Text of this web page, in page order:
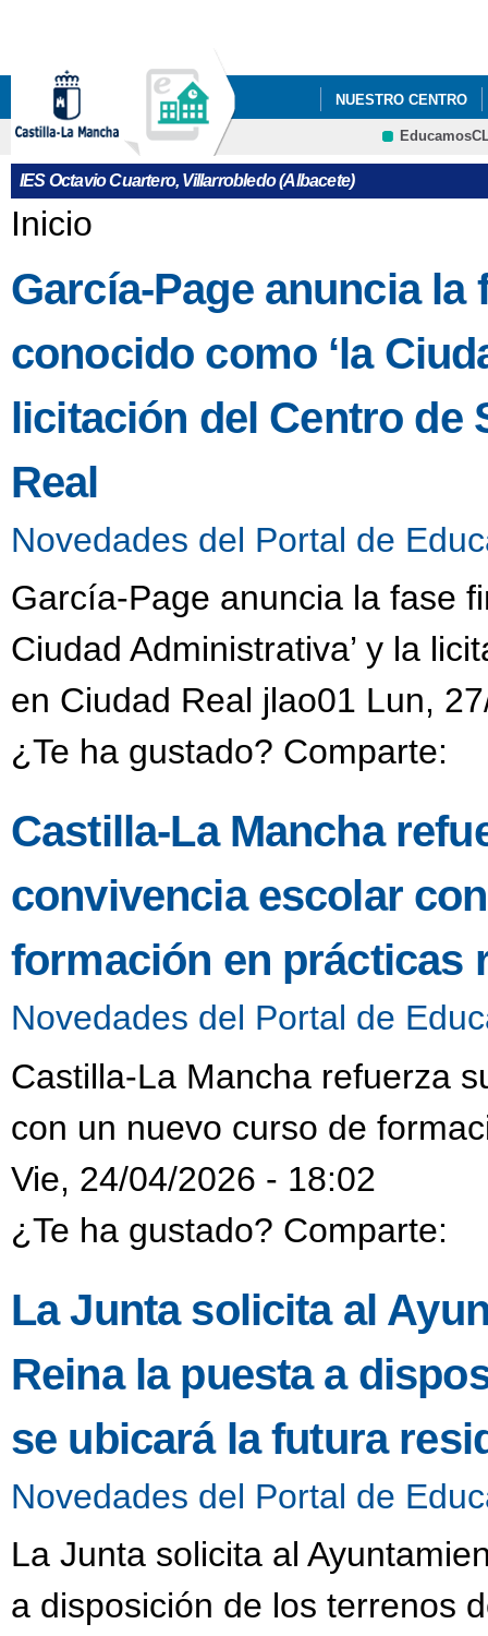
NUESTRO CENTRO
IES Octavio Cuartero, Villarrobledo (Albacete)
Se encuentra usted aquí
Inicio
García-Page anuncia
conocido como ‘la
licitación del Centro de
Real
Novedades del Portal de
García-Page anuncia la fase
Ciudad Administrativa’ y la
en Ciudad Real jlao01 Lun,
¿Te ha gustado? Comparte:
Castilla-La Mancha
convivencia escolar
formación en prácticas
Novedades del Portal de
Castilla-La Mancha refuerza
con un nuevo curso de
Vie, 24/04/2026 - 18:02
¿Te ha gustado? Comparte:
La Junta solicita al
Reina la puesta a
se ubicará la futura
Novedades del Portal de
La Junta solicita al
a disposición de los terrenos